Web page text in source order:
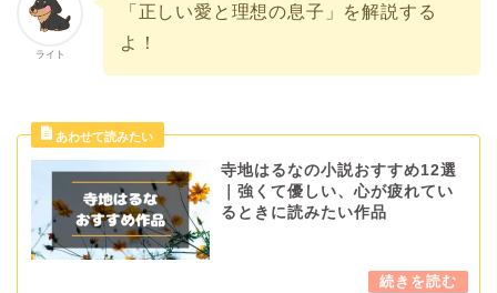
ライト
「正しい愛と理想の息子」を解説する
よ！
寺地はるなの小説おすすめ12選
｜強くて優しい、心が疲れてい
るときに読みたい作品